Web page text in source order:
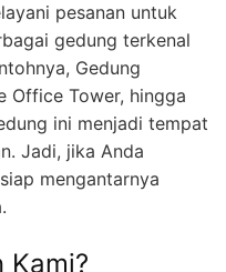
pesanan untuk
gedung terkenal
Gedung
Office Tower, hingga
ini menjadi tempat
Jadi, jika Anda
mengantarnya
Kami?